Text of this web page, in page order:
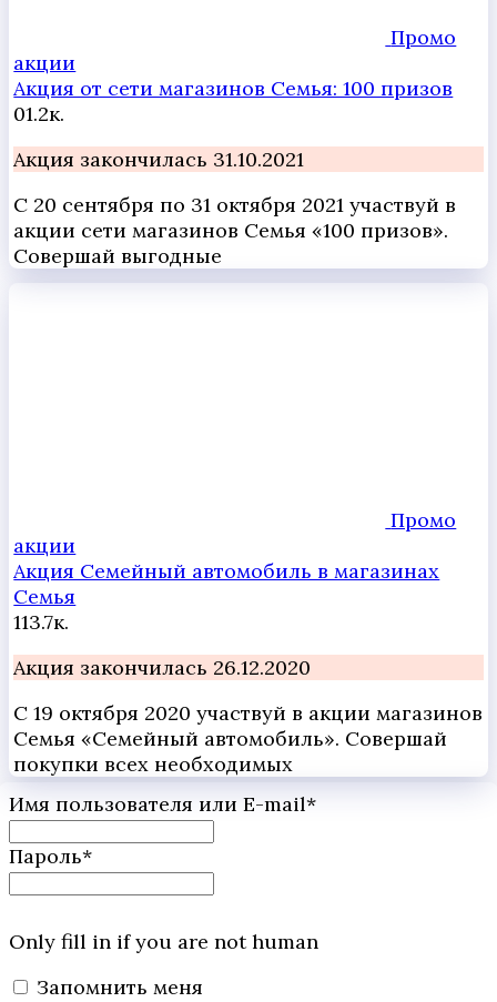
Промо
акции
Акция от сети магазинов Семья: 100 призов
01.2к.
Акция закончилась 31.10.2021
С 20 сентября по 31 октября 2021 участвуй в
акции сети магазинов Семья «100 призов».
Совершай выгодные
Промо
акции
Акция Семейный автомобиль в магазинах
Семья
113.7к.
Акция закончилась 26.12.2020
С 19 октября 2020 участвуй в акции магазинов
Семья «Семейный автомобиль». Совершай
покупки всех необходимых
Имя пользователя или E-mail*
Пароль*
Only fill in if you are not human
Запомнить меня